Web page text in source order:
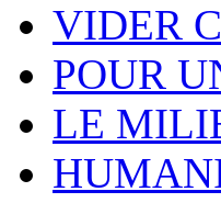
VIDER
POUR
LE